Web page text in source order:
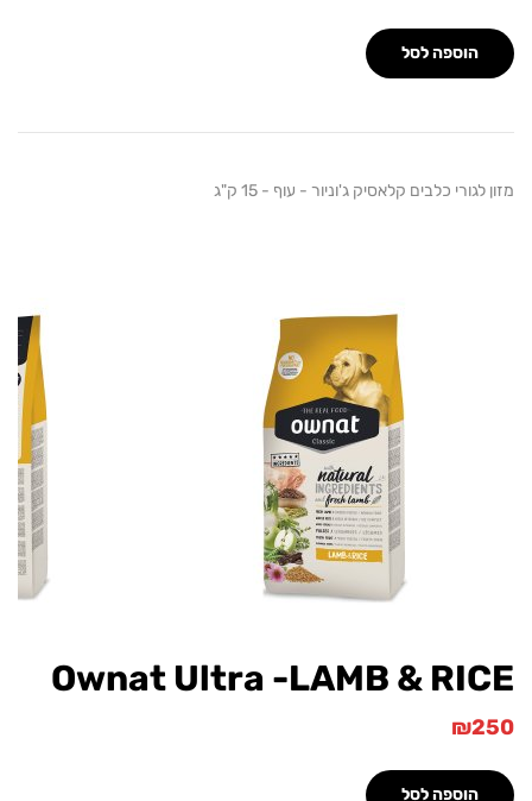
הוספה לסל
כלבים קלאסיק ג'וניור - עוף - 15 ק"ג
Ownat Ultra -LAMB &
₪
הוספה לסל